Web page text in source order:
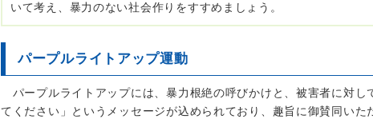
いて考え、暴力のない社会作りをすすめましょう。
パープルライトアップ運動
パープルライトアップには、暴力根絶の呼びかけと、被害者に対し
てください」というメッセージが込められており、趣旨に御賛同い